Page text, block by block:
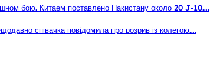
бою. Китаем поставлено Пакистану около 20 J-10….
співачка повідомила про розрив із колегою….